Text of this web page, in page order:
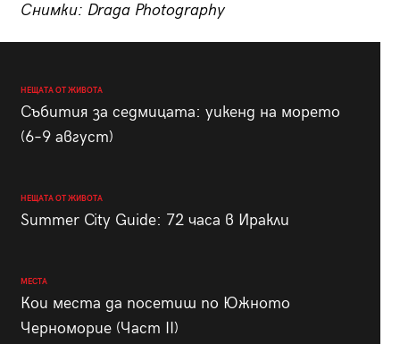
Снимки: Draga Photography
НЕЩАТА ОТ ЖИВОТА
Събития за седмицата: уикенд на морето
(6–9 август)
НЕЩАТА ОТ ЖИВОТА
Summer City Guide: 72 часа в Иракли
МЕСТА
Кои места да посетиш по Южното
Черноморие (Част II)